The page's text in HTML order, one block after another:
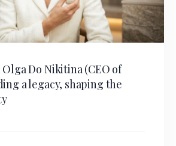
Do Nikitina (CEO of
a legacy, shaping the